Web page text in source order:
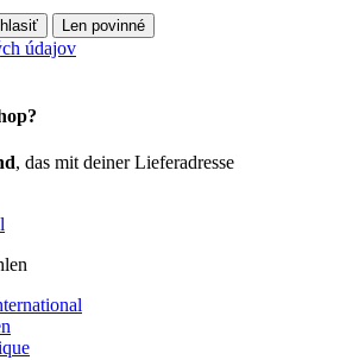
Len povinné
údajov
, das mit deiner Lieferadresse